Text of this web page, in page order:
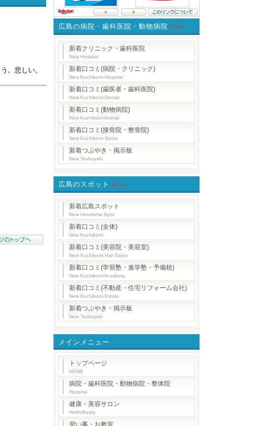
。悲しい。
広島の病院・歯科医院・動物病院 NEW!
新着クリニック・歯科医院
New Hospital
新着口コミ(病院・クリニック)
New Kuchikomi Hospital
新着口コミ(歯医者・歯科医院)
New Kuchikomi Dental
新着口コミ(動物病院)
New Kuchikomi Animal
新着口コミ(接骨院・整骨院)
New Kuchikomi Seitai
新着つぶやき・掲示板
New Tsubuyaki
広島のスポット NEW!
新着広島スポット
New Hiroshima Spot
新着口コミ(全体)
New Kuchikomi
新着口コミ(美容院・美容室)
New Kuchikomi Hair Salon
新着口コミ(学習塾・進学塾・予備校)
New Kuchikomi Academy
新着口コミ(不動産・住宅リフォーム会社)
New Kuchikomi Estate
新着つぶやき・掲示板
New Tsubuyaki
メインメニュー
トップページ
HOME
病院・歯科医院・動物病院・整体院
Hospital
健康・美容サロン
Helth/Beaty
習い事・お教室